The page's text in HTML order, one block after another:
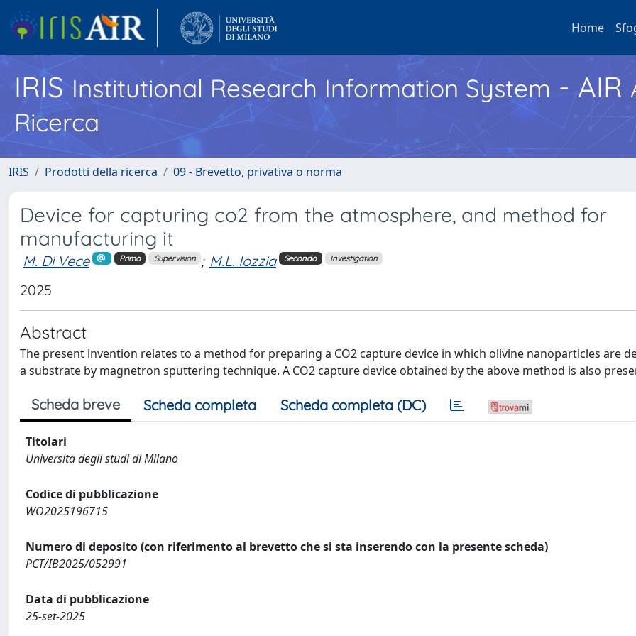
Home
IRISInstitutional Research Information System - AIR
Ricerca
IRIS Prodotti della ricerca 09 - Brevetto, privativa o norma
Device for capturing co2 from the atmosphere, and method for
manufacturing it
M. Di Vece Primo Supervision ; M.L. Iozzia Secondo Investigation
2025
Abstract
The present invention relates to a method for preparing a CO2 capture device in which olivine nanoparticles are
a substrate by magnetron sputtering technique. A CO2 capture device obtained by the above method is also
Scheda breve Scheda completa Scheda completa (DC)
Titolari
Universita degli studi di Milano
Codice di pubblicazione
WO2025196715
Numero di deposito (con riferimento al brevetto che si sta inserendo con la presente scheda)
PCT/IB2025/052991
Data di pubblicazione
25-set-2025